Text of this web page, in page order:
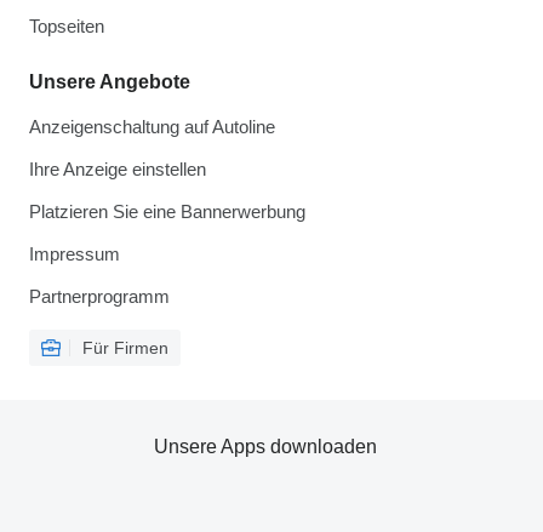
Topseiten
Unsere Angebote
Anzeigenschaltung auf Autoline
Ihre Anzeige einstellen
Platzieren Sie eine Bannerwerbung
Impressum
Partnerprogramm
Für Firmen
Unsere Apps downloaden